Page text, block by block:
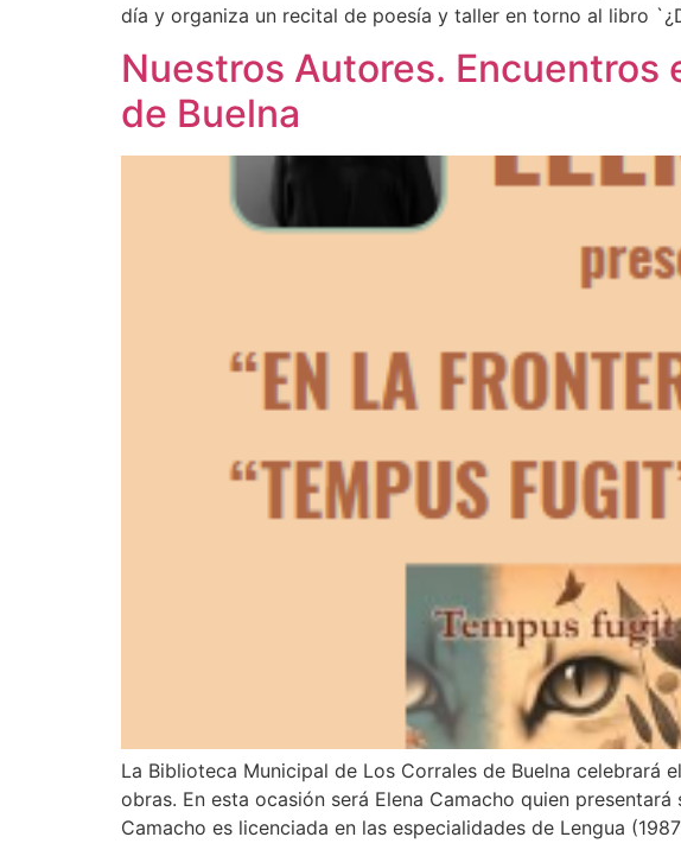
día y organiza un recital de poesía y taller en torno al libro
Nuestros Autores. Encuentros
de Buelna
La Biblioteca Municipal de Los Corrales de Buelna
obras. En esta ocasión será Elena Camacho quien
Camacho es licenciada en las especialidades de Lengua